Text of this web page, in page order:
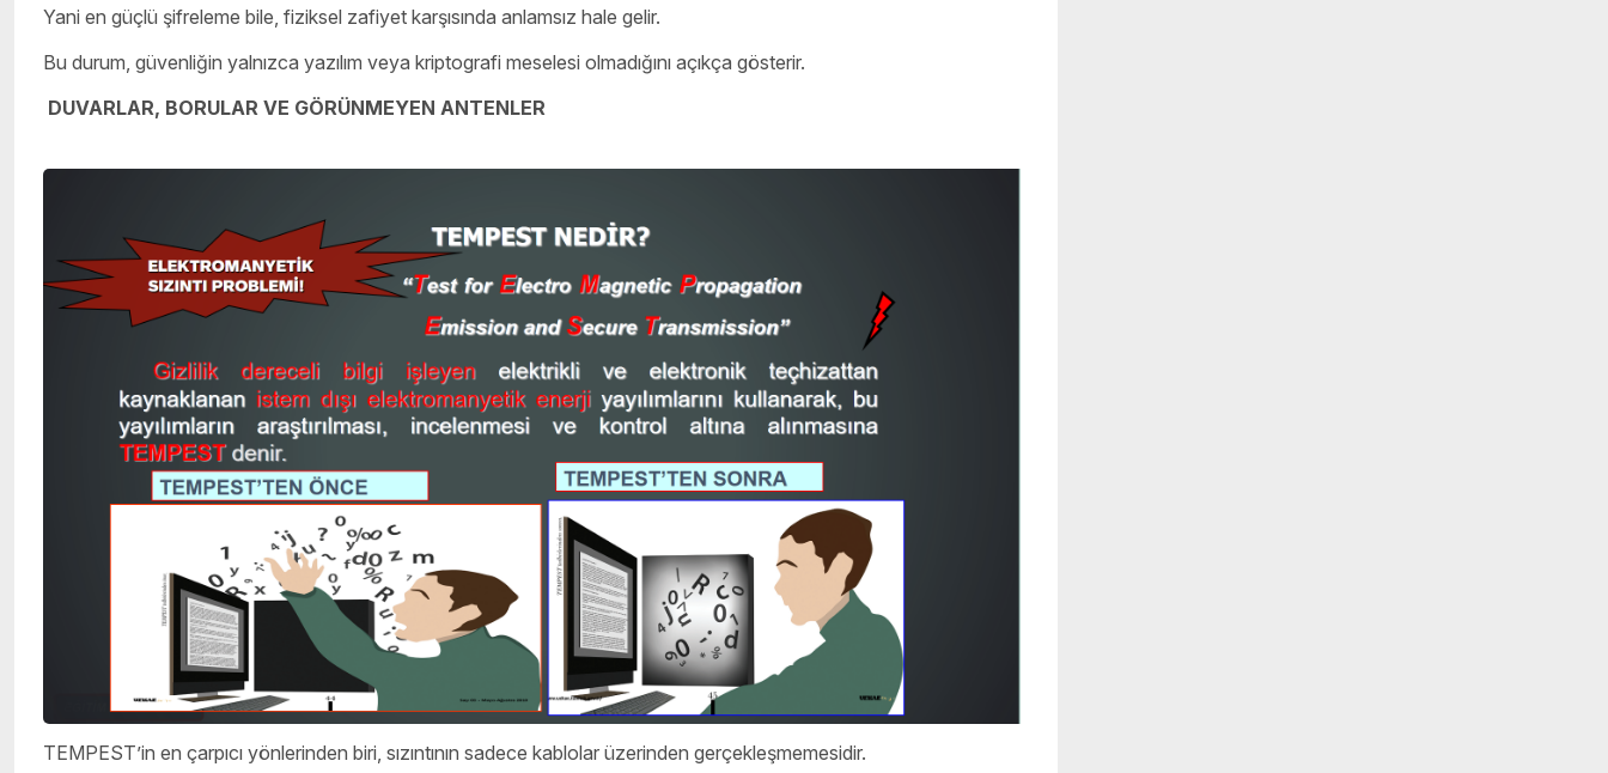
Yani en güçlü şifreleme bile, fiziksel zafiyet karşısında anlamsız hale gelir.
Bu durum, güvenliğin yalnızca yazılım veya kriptografi meselesi olmadığını açıkça gösterir.
DUVARLAR, BORULAR VE GÖRÜNMEYEN ANTENLER
TEMPEST’in en çarpıcı yönlerinden biri, sızıntının sadece kablolar üzerinden gerçekleşmemesidir.